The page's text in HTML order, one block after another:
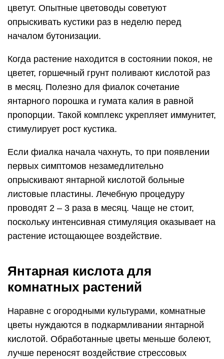
цветут. Опытные цветоводы советуют
опрыскивать кустики раз в неделю перед
началом бутонизации.
Когда растение находится в состоянии покоя, не
цветет, горшечный грунт поливают кислотой раз
в месяц. Полезно для фиалок сочетание
янтарного порошка и гумата калия в равной
пропорции. Такой комплекс укрепляет иммунитет,
стимулирует рост кустика.
Если фиалка начала чахнуть, то при появлении
первых симптомов незамедлительно
опрыскивают янтарной кислотой больные
листовые пластины. Лечебную процедуру
проводят 2 – 3 раза в месяц. Чаще не стоит,
поскольку интенсивная стимуляция оказывает на
растение истощающее воздействие.
Янтарная кислота для
комнатных растений
Наравне с огородными культурами, комнатные
цветы нуждаются в подкармливании янтарной
кислотой. Обработанные цветы меньше болеют,
лучше переносят воздействие стрессовых